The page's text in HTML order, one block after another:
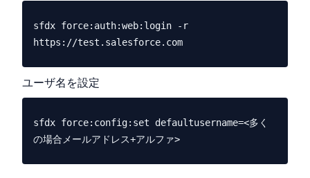
sfdx force:auth:web:login -r
ユーザ名を設定
sfdx force:config:set defaultusername=<多く